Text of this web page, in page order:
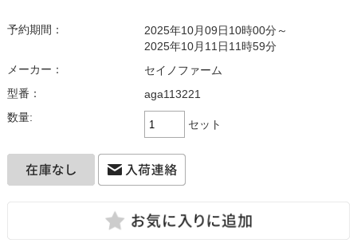
予約期間：
2025年10月09日10時00分～
2025年10月11日11時59分
メーカー：
セイノファーム
型番：
aga113221
数量:
セット